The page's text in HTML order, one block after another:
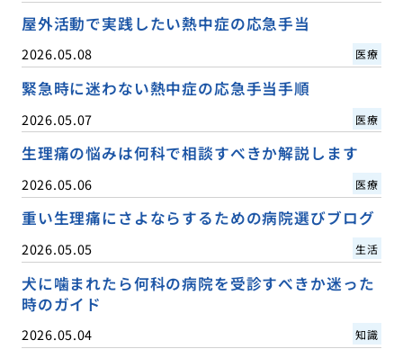
屋外活動で実践したい熱中症の応急手当
2026.05.08 医療
緊急時に迷わない熱中症の応急手当手順
2026.05.07 医療
生理痛の悩みは何科で相談すべきか解説します
2026.05.06 医療
重い生理痛にさよならするための病院選びブログ
2026.05.05 生活
犬に噛まれたら何科の病院を受診すべきか迷った
時のガイド
2026.05.04 知識